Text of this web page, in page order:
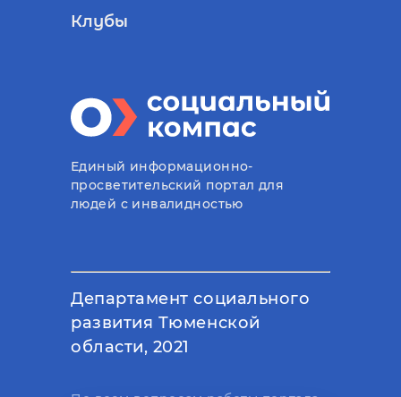
Клубы
Единый информационно-
просветительский портал для
людей с инвалидностью
Департамент социального
развития Тюменской
области, 2021